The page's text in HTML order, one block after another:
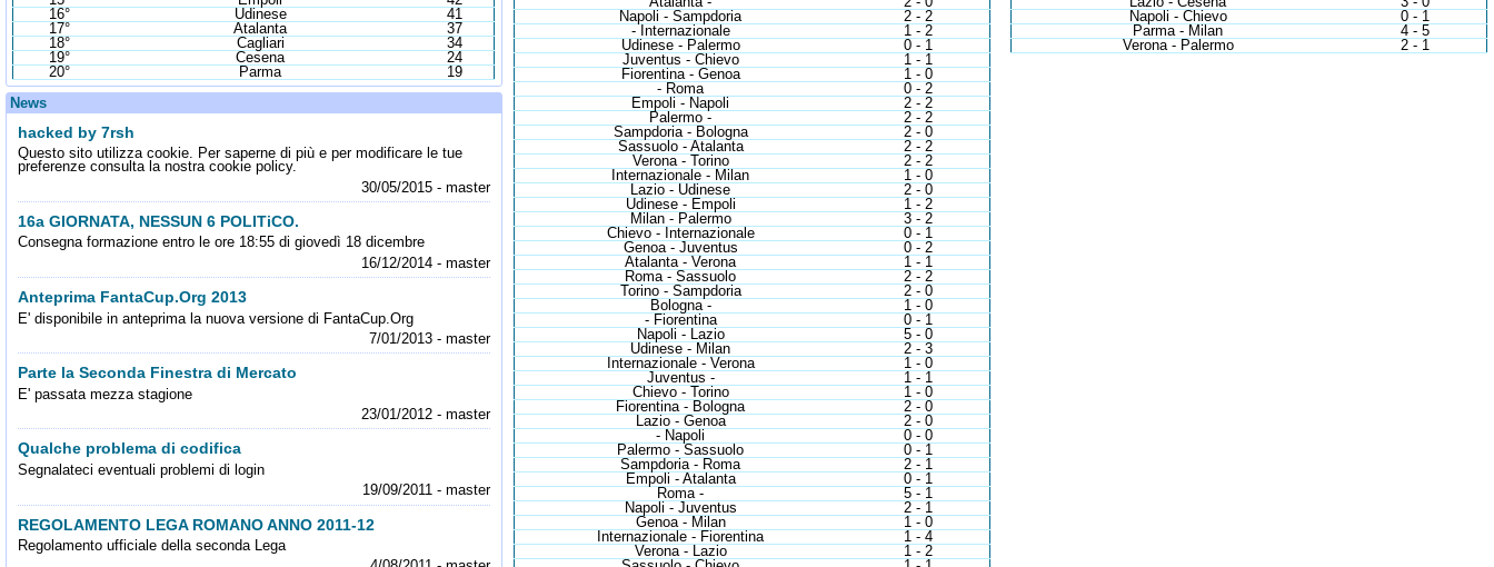
16°
Udinese
41
17°
Atalanta
37
18°
Cagliari
34
19°
Cesena
24
20°
Parma
19
News
hacked by 7rsh
Questo sito utilizza cookie. Per saperne di più e per modificare le tue
preferenze consulta la nostra cookie policy.
30/05/2015 - master
16a GIORNATA, NESSUN 6 POLITiCO.
Consegna formazione entro le ore 18:55 di giovedì 18 dicembre
16/12/2014 - master
Anteprima FantaCup.Org 2013
E' disponibile in anteprima la nuova versione di FantaCup.Org
7/01/2013 - master
Parte la Seconda Finestra di Mercato
E' passata mezza stagione
23/01/2012 - master
Qualche problema di codifica
Segnalateci eventuali problemi di login
19/09/2011 - master
REGOLAMENTO LEGA ROMANO ANNO 2011-12
Regolamento ufficiale della seconda Lega
Napoli - Sampdoria
2 - 2
- Internazionale
1 - 2
Udinese - Palermo
0 - 1
Juventus - Chievo
1 - 1
Fiorentina - Genoa
1 - 0
- Roma
0 - 2
Empoli - Napoli
2 - 2
Palermo -
2 - 2
Sampdoria - Bologna
2 - 0
Sassuolo - Atalanta
2 - 2
Verona - Torino
2 - 2
Internazionale - Milan
1 - 0
Lazio - Udinese
2 - 0
Udinese - Empoli
1 - 2
Milan - Palermo
3 - 2
Chievo - Internazionale
0 - 1
Genoa - Juventus
0 - 2
Atalanta - Verona
1 - 1
Roma - Sassuolo
2 - 2
Torino - Sampdoria
2 - 0
Bologna -
1 - 0
- Fiorentina
0 - 1
Napoli - Lazio
5 - 0
Udinese - Milan
2 - 3
Internazionale - Verona
1 - 0
Juventus -
1 - 1
Chievo - Torino
1 - 0
Fiorentina - Bologna
2 - 0
Lazio - Genoa
2 - 0
- Napoli
0 - 0
Palermo - Sassuolo
0 - 1
Sampdoria - Roma
2 - 1
Empoli - Atalanta
0 - 1
Roma -
5 - 1
Napoli - Juventus
2 - 1
Genoa - Milan
1 - 0
Internazionale - Fiorentina
1 - 4
Verona - Lazio
1 - 2
Napoli - Chievo
0 - 1
Parma - Milan
4 - 5
Verona - Palermo
2 - 1